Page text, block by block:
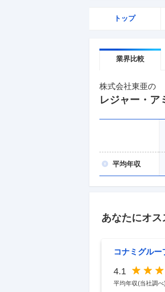
トップ
業界比較
株式会社東亜の
レジャー・ア
平均年収
あなたにオ
コナミグルー
4.1
平均年収(当社調べ